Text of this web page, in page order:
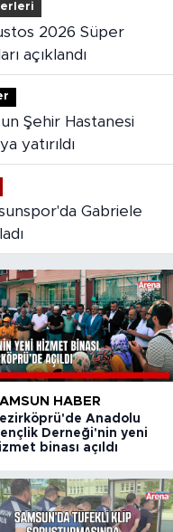
açıklandı
yatırıldı
HABER
Anadolu
Derneği'nin yeni
binası açıldı